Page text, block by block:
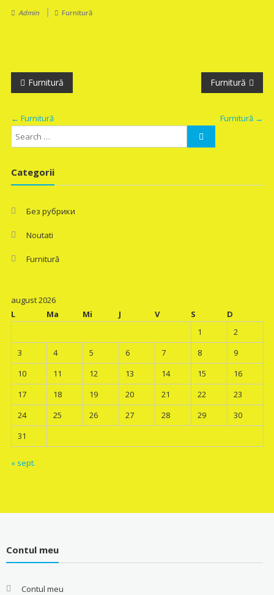
Admin Furnitură
Navigare
articole
Furnitură Furnitură
← Furnitură Furnitură →
Categorii
Без рубрики
Noutati
Furnitură
august 2026
L
Ma Mi J V S
D
1
2
3
4 5 6 7 8
9
10
11 12 13 14 15
16
17
18 19 20 21 22
23
24
25 26 27 28 29
30
31
« sept.
Contul meu
Contul meu